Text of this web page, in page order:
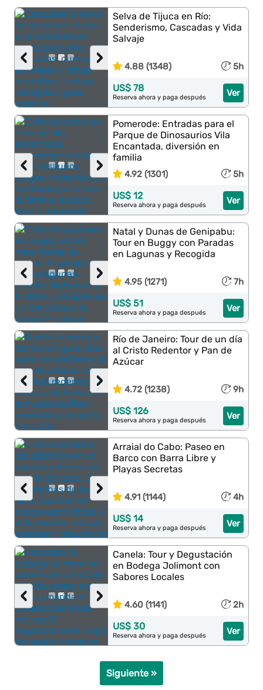
›
‹
Selva de Tijuca en Río:
Senderismo, Cascadas y Vida
Salvaje
4.88 (1348) 5h
Ver
US$ 78
Reserva ahora y paga después
›
‹
Pomerode: Entradas para el
Parque de Dinosaurios Vila
Encantada, diversión en
familia
4.92 (1301) 5h
Ver
US$ 12
Reserva ahora y paga después
›
‹
Natal y Dunas de Genipabu:
Tour en Buggy con Paradas
en Lagunas y Recogida
4.95 (1271) 7h
Ver
US$ 51
Reserva ahora y paga después
›
‹
Río de Janeiro: Tour de un día
al Cristo Redentor y Pan de
Azúcar
4.72 (1238) 9h
Ver
US$ 126
Reserva ahora y paga después
›
‹
Arraial do Cabo: Paseo en
Barco con Barra Libre y
Playas Secretas
4.91 (1144) 4h
Ver
US$ 14
Reserva ahora y paga después
›
‹
Canela: Tour y Degustación
en Bodega Jolimont con
Sabores Locales
4.60 (1141) 2h
Ver
US$ 30
Reserva ahora y paga después
Siguiente »